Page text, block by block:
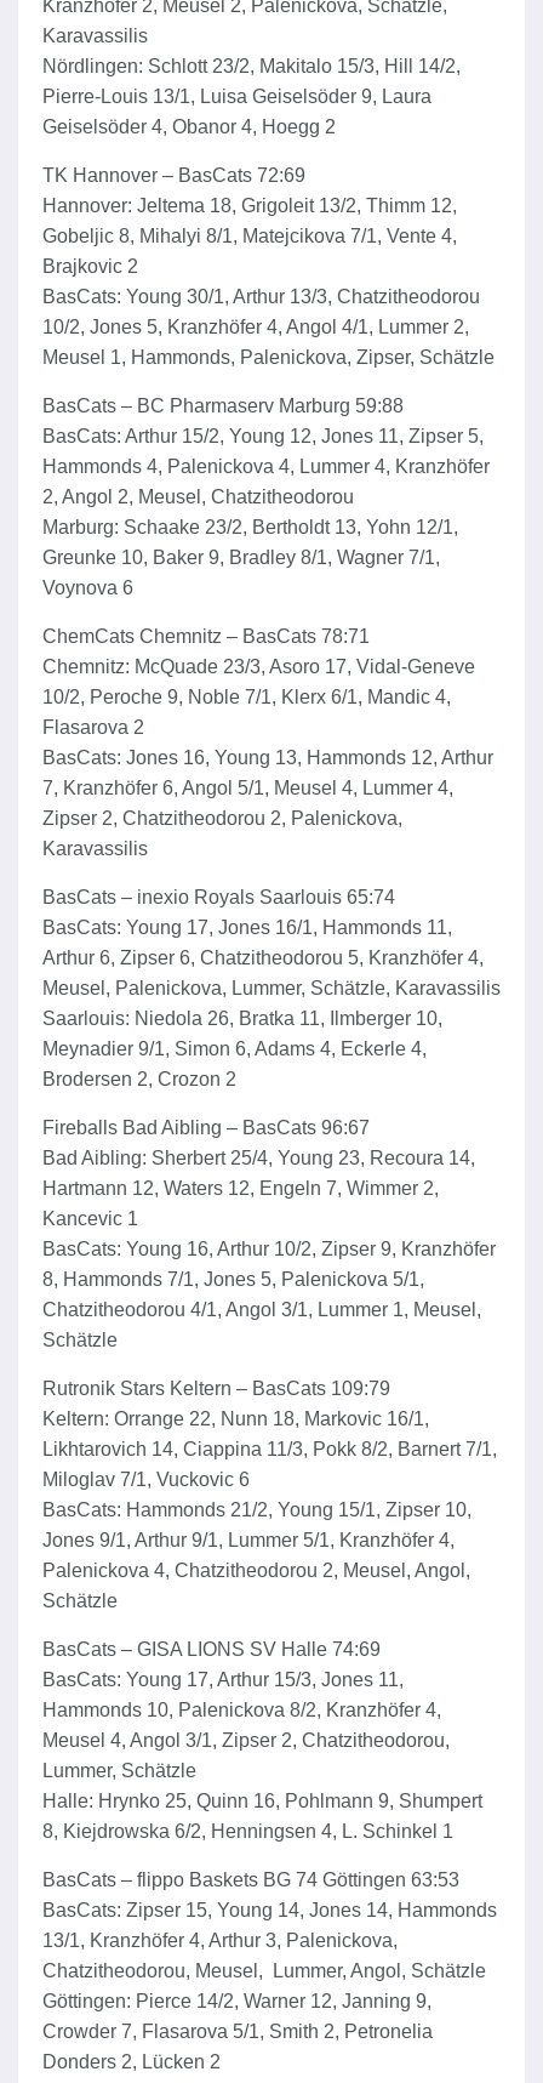
Kranzhöfer 2, Meusel 2, Palenickova, Schätzle,
Karavassilis
Nördlingen: Schlott 23/2, Makitalo 15/3, Hill 14/2,
Pierre-Louis 13/1, Luisa Geiselsöder 9, Laura
Geiselsöder 4, Obanor 4, Hoegg 2
TK Hannover – BasCats 72:69
Hannover: Jeltema 18, Grigoleit 13/2, Thimm 12,
Gobeljic 8, Mihalyi 8/1, Matejcikova 7/1, Vente 4,
Brajkovic 2
BasCats: Young 30/1, Arthur 13/3, Chatzitheodorou
10/2, Jones 5, Kranzhöfer 4, Angol 4/1, Lummer 2,
Meusel 1, Hammonds, Palenickova, Zipser, Schätzle
BasCats – BC Pharmaserv Marburg 59:88
BasCats: Arthur 15/2, Young 12, Jones 11, Zipser 5,
Hammonds 4, Palenickova 4, Lummer 4, Kranzhöfer
2, Angol 2, Meusel, Chatzitheodorou
Marburg: Schaake 23/2, Bertholdt 13, Yohn 12/1,
Greunke 10, Baker 9, Bradley 8/1, Wagner 7/1,
Voynova 6
ChemCats Chemnitz – BasCats 78:71
Chemnitz: McQuade 23/3, Asoro 17, Vidal-Geneve
10/2, Peroche 9, Noble 7/1, Klerx 6/1, Mandic 4,
Flasarova 2
BasCats: Jones 16, Young 13, Hammonds 12, Arthur
7, Kranzhöfer 6, Angol 5/1, Meusel 4, Lummer 4,
Zipser 2, Chatzitheodorou 2, Palenickova,
Karavassilis
BasCats – inexio Royals Saarlouis 65:74
BasCats: Young 17, Jones 16/1, Hammonds 11,
Arthur 6, Zipser 6, Chatzitheodorou 5, Kranzhöfer 4,
Meusel, Palenickova, Lummer, Schätzle, Karavassilis
Saarlouis: Niedola 26, Bratka 11, Ilmberger 10,
Meynadier 9/1, Simon 6, Adams 4, Eckerle 4,
Brodersen 2, Crozon 2
Fireballs Bad Aibling – BasCats 96:67
Bad Aibling: Sherbert 25/4, Young 23, Recoura 14,
Hartmann 12, Waters 12, Engeln 7, Wimmer 2,
Kancevic 1
BasCats: Young 16, Arthur 10/2, Zipser 9, Kranzhöfer
8, Hammonds 7/1, Jones 5, Palenickova 5/1,
Chatzitheodorou 4/1, Angol 3/1, Lummer 1, Meusel,
Schätzle
Rutronik Stars Keltern – BasCats 109:79
Keltern: Orrange 22, Nunn 18, Markovic 16/1,
Likhtarovich 14, Ciappina 11/3, Pokk 8/2, Barnert 7/1,
Miloglav 7/1, Vuckovic 6
BasCats: Hammonds 21/2, Young 15/1, Zipser 10,
Jones 9/1, Arthur 9/1, Lummer 5/1, Kranzhöfer 4,
Palenickova 4, Chatzitheodorou 2, Meusel, Angol,
Schätzle
BasCats – GISA LIONS SV Halle 74:69
BasCats: Young 17, Arthur 15/3, Jones 11,
Hammonds 10, Palenickova 8/2, Kranzhöfer 4,
Meusel 4, Angol 3/1, Zipser 2, Chatzitheodorou,
Lummer, Schätzle
Halle: Hrynko 25, Quinn 16, Pohlmann 9, Shumpert
8, Kiejdrowska 6/2, Henningsen 4, L. Schinkel 1
BasCats – flippo Baskets BG 74 Göttingen 63:53
BasCats: Zipser 15, Young 14, Jones 14, Hammonds
13/1, Kranzhöfer 4, Arthur 3, Palenickova,
Chatzitheodorou, Meusel, Lummer, Angol, Schätzle
Göttingen: Pierce 14/2, Warner 12, Janning 9,
Crowder 7, Flasarova 5/1, Smith 2, Petronelia
Donders 2, Lücken 2